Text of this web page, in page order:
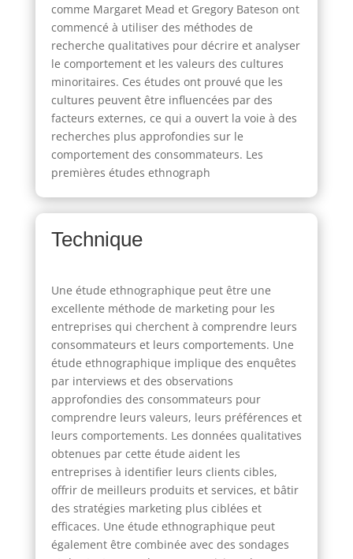
comme Margaret Mead et Gregory Bateson ont
commencé à utiliser des méthodes de
recherche qualitatives pour décrire et analyser
le comportement et les valeurs des cultures
minoritaires. Ces études ont prouvé que les
cultures peuvent être influencées par des
facteurs externes, ce qui a ouvert la voie à des
recherches plus approfondies sur le
comportement des consommateurs. Les
premières études ethnograph
Technique
Une étude ethnographique peut être une
excellente méthode de marketing pour les
entreprises qui cherchent à comprendre leurs
consommateurs et leurs comportements. Une
étude ethnographique implique des enquêtes
par interviews et des observations
approfondies des consommateurs pour
comprendre leurs valeurs, leurs préférences et
leurs comportements. Les données qualitatives
obtenues par cette étude aident les
entreprises à identifier leurs clients cibles,
offrir de meilleurs produits et services, et bâtir
des stratégies marketing plus ciblées et
efficaces. Une étude ethnographique peut
également être combinée avec des sondages